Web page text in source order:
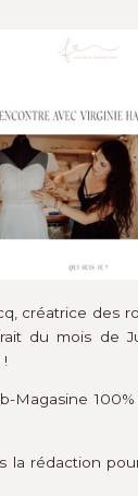
créatrice des
du mois de
!
Magasine
la rédaction